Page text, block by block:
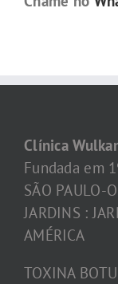
Clínica
Fundada em
SÃO PAULO-
JARDINS :
AMÉRICA
TOXINA